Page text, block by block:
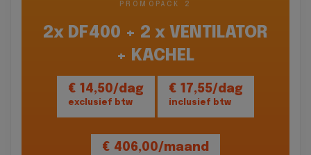
PROMOPACK 2
2x DF400 + 2 x VENTILATOR
+ KACHEL
€ 14,50/dag
exclusief btw
€ 17,55/dag
inclusief btw
€ 406,00/maand